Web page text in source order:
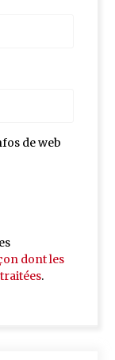
de web
dont les
.